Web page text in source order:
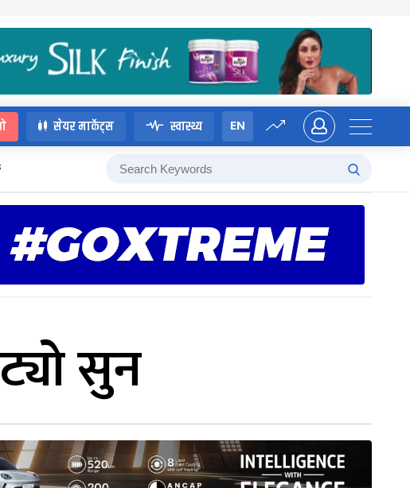
सेयर मार्केट्स स्वास्थ्य EN
सुन